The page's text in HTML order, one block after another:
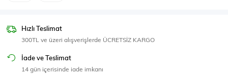
Eşofman Üstü
Hızlı Teslimat
300TL ve üzeri alışverişlerde ÜCRETSİZ KARGO
İade ve Teslimat
14 gün içerisinde iade imkanı